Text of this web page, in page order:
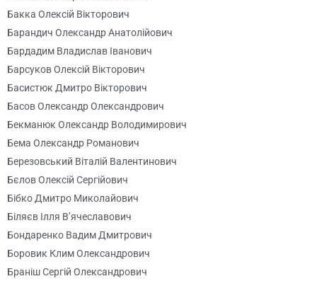
Бакка Олексій Вікторович
Барандич Олександр Анатолійович
Бардадим Владислав Іванович
Барсуков Олексій Вікторович
Басистюк Дмитро Вікторович
Басов Олександр Олександрович
Бекманюк Олександр Володимирович
Бема Олександр Романович
Березовський Віталій Валентинович
Бєлов Олексій Сергійович
Бібко Дмитро Миколайович
Біляєв Ілля В’ячеславович
Бондаренко Вадим Дмитрович
Боровик Клим Олександрович
Браніш Сергій Олександрович